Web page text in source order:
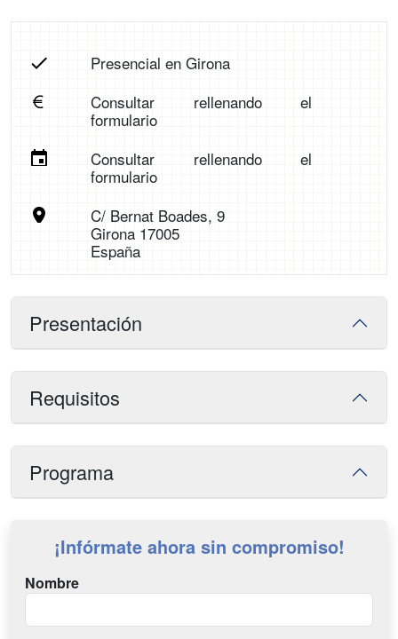
Presencial en Girona
Consultar rellenando el
formulario
Consultar rellenando el
formulario
C/ Bernat Boades, 9
Girona 17005
España
Presentación
Requisitos
Programa
¡Infórmate ahora sin compromiso!
Nombre